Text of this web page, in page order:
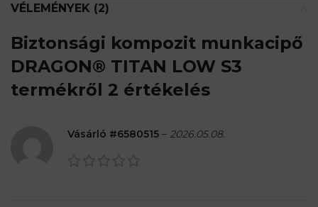
VÉLEMÉNYEK (2)
Biztonsági kompozit munkacipő
DRAGON® TITAN LOW S3
termékről 2 értékelés
Vásárló #6580515 – 2026.05.08.